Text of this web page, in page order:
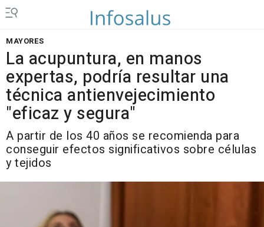
MAYORES
La acupuntura, en manos
expertas, podría resultar una
técnica antienvejecimiento
"eficaz y segura"
A partir de los 40 años se recomienda para
conseguir efectos significativos sobre células
y tejidos